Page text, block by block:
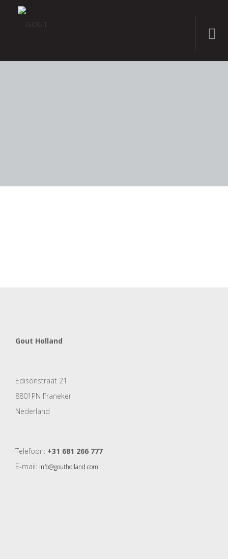
Gout Holland
Edisonstraat 21
8801PN Franeker
Nederland
Telefoon: +31 681 266 777
E-mail: info@goutholland.com